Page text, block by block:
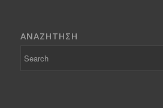
ΑΝΑΖΗΤΗΣΗ